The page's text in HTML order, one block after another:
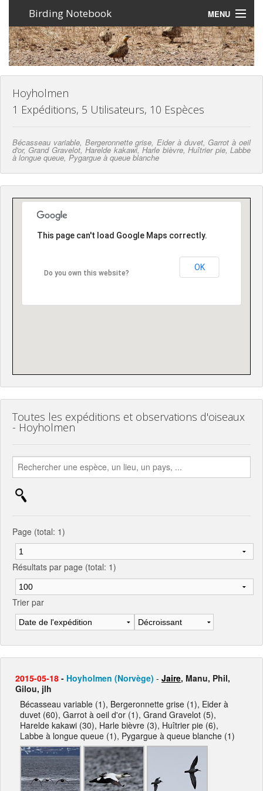
Birding Notebook MENU
Expéditions
Lieux
Photos
Creer un compte
Connexion
Langue
Hoyholmen
1 Expéditions, 5 Utilisateurs, 10 Espèces
Bécasseau variable, Bergeronnette grise, Eider à duvet, Garrot à oeil
d'or, Grand Gravelot, Harelde kakawi, Harle bièvre, Huîtrier pie, Labbe
à longue queue, Pygargue à queue blanche
This page can't load Google Maps correctly.
Do you own this website?
OK
Toutes les expéditions et observations d'oiseaux
- Hoyholmen
Page (total: 1)
Résultats par page (total: 1)
Trier par
2015-05-18 - Hoyholmen (Norvège) - Jaire, Manu, Phil,
Gilou, jlh
Bécasseau variable (1), Bergeronnette grise (1), Eider à
duvet (60), Garrot à oeil d'or (1), Grand Gravelot (5),
Harelde kakawi (30), Harle bièvre (3), Huîtrier pie (6),
Labbe à longue queue (1), Pygargue à queue blanche (1)